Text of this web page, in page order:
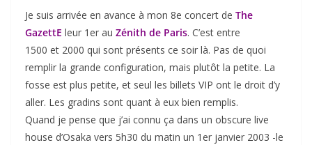
Je suis arrivée en avance à mon 8e concert de The
GazettE leur 1er au Zénith de Paris. C’est entre
1500 et 2000 qui sont présents ce soir là. Pas de quoi
remplir la grande configuration, mais plutôt la petite. La
fosse est plus petite, et seul les billets VIP ont le droit d’y
aller. Les gradins sont quant à eux bien remplis.
Quand je pense que j’ai connu ça dans un obscure live
house d’Osaka vers 5h30 du matin un 1er janvier 2003 -le